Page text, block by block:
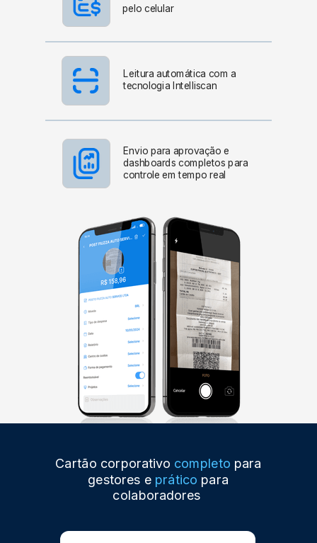
Cartão corporativo completo para
gestores e prático para
colaboradores
pelo celular
Leitura automática com a
tecnologia Intelliscan
Envio para aprovação e
dashboards completos para
controle em tempo real